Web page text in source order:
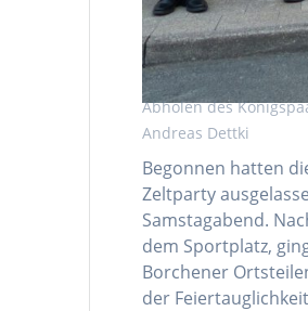
Abholen des
Andreas Dettki
Begonnen hatten
Zeltparty
Samstagabend.
dem Sportplatz,
Borchener
der